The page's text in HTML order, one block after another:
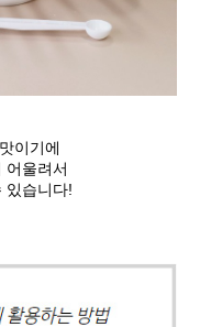
이기에
어울려서
있습니다!